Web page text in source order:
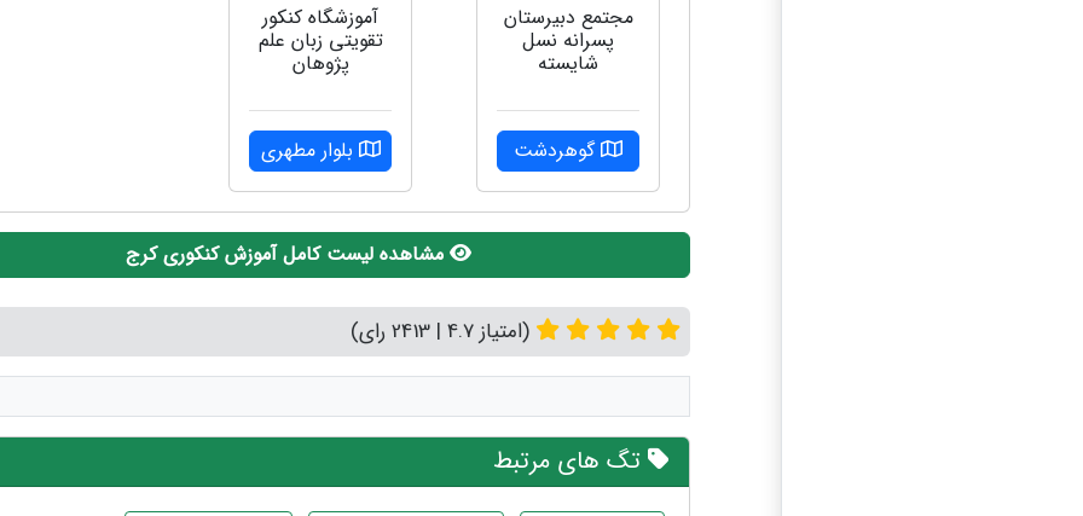
مجتمع دبیرستان
پسرانه نسل
شایسته
گوهردشت
آموزشگاه کنکور
تقویتی زبان علم
پژوهان
بلوار مطهری
مشاهده لیست کامل آموزش کنکوری کرج
(امتیاز 4.7 | 2413 رای)
تگ های مرتبط